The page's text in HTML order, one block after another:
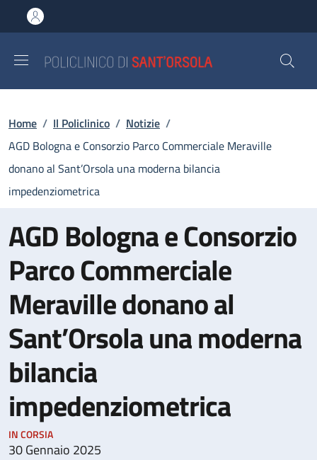
al contenuto principale
to footer content
Briciole di pane
Home / Il Policlinico / Notizie /
AGD Bologna e Consorzio Parco Commerciale Meraville
donano al Sant’Orsola una moderna bilancia
impedenziometrica
AGD Bologna e Consorzio
Parco Commerciale
Meraville donano al
Sant’Orsola una moderna
bilancia
impedenziometrica
IN CORSIA
30 Gennaio 2025